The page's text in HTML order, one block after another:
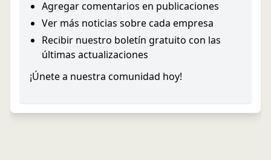
Agregar comentarios en publicaciones
Ver más noticias sobre cada empresa
Recibir nuestro boletín gratuito con las
últimas actualizaciones
¡Únete a nuestra comunidad hoy!